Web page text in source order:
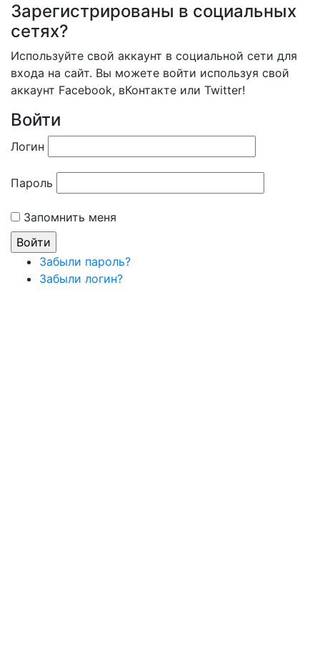
Зарегистрированы в социальных
сетях?
Используйте свой аккаунт в социальной сети для
входа на сайт. Вы можете войти используя свой
аккаунт Facebook, вКонтакте или Twitter!
Войти
Логин
Пароль
Запомнить меня
Забыли пароль?
Забыли логин?